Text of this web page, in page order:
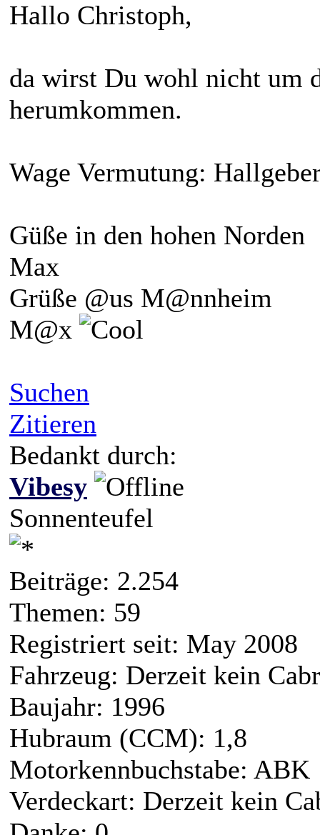
Hallo Christoph,
da wirst Du wohl nicht um
herumkommen.
Wage Vermutung:
Güße in den hohen Norden
Max
Grüße @us M@nnheim
M@x
Suchen
Zitieren
Bedankt durch:
Vibesy
Sonnenteufel
Beiträge: 2.254
Themen: 59
Registriert seit: May 2008
Fahrzeug: Derzeit kein
Baujahr: 1996
Hubraum (CCM): 1,8
Motorkennbuchstabe: ABK
Verdeckart: Derzeit kein